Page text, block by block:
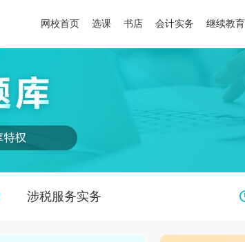
网校首页 选课 书店 会计实务 继续教育
涉税服务实务